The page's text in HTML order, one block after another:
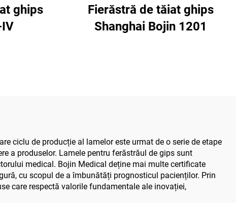
ghips
Fierăstră de tăiat ghips
Shanghai Bojin 1201
ciclu de producție al lamelor este urmat de o serie de etape
a produselor. Lamele pentru ferăstrăul de gips sunt
medical. Bojin Medical deține mai multe certificate
cu scopul de a îmbunătăți prognosticul pacienților. Prin
care respectă valorile fundamentale ale inovației,